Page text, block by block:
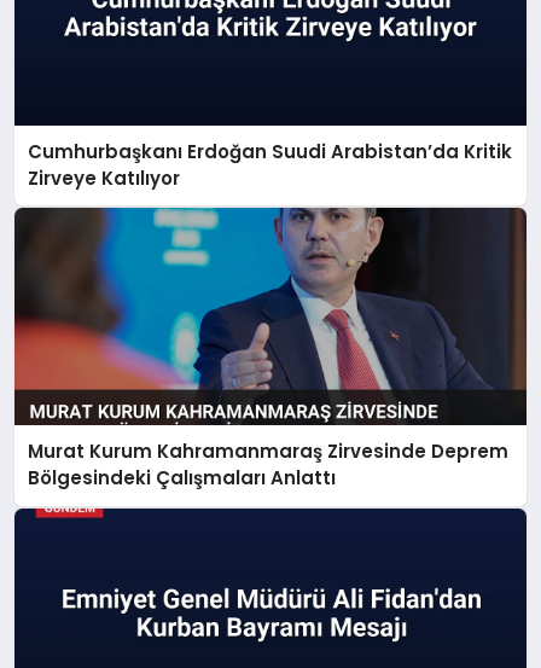
Cumhurbaşkanı Erdoğan Suudi Arabistan’da Kritik
Zirveye Katılıyor
Murat Kurum Kahramanmaraş Zirvesinde Deprem
Bölgesindeki Çalışmaları Anlattı